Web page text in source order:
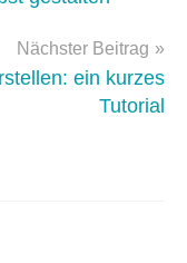
Nächster Beitrag
ein kurzes
Tutorial